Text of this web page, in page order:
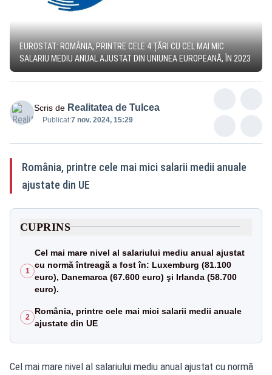
EUROSTAT: ROMÂNIA, PRINTRE CELE 4 ȚĂRI CU CEL MAI MIC
SALARIU MEDIU ANUAL AJUSTAT DIN UNIUNEA EUROPEANĂ, ÎN 2023
Scris de Realitatea de Tulcea
Publicat:7 nov. 2024, 15:29
România, printre cele mai mici salarii medii anuale
ajustate din UE
CUPRINS
1
Cel mai mare nivel al salariului mediu anual ajustat
cu normă întreagă a fost în: Luxemburg (81.100
euro), Danemarca (67.600 euro) şi Irlanda (58.700
euro).
2
România, printre cele mai mici salarii medii anuale
ajustate din UE
Cel mai mare nivel al salariului mediu anual ajustat cu normă